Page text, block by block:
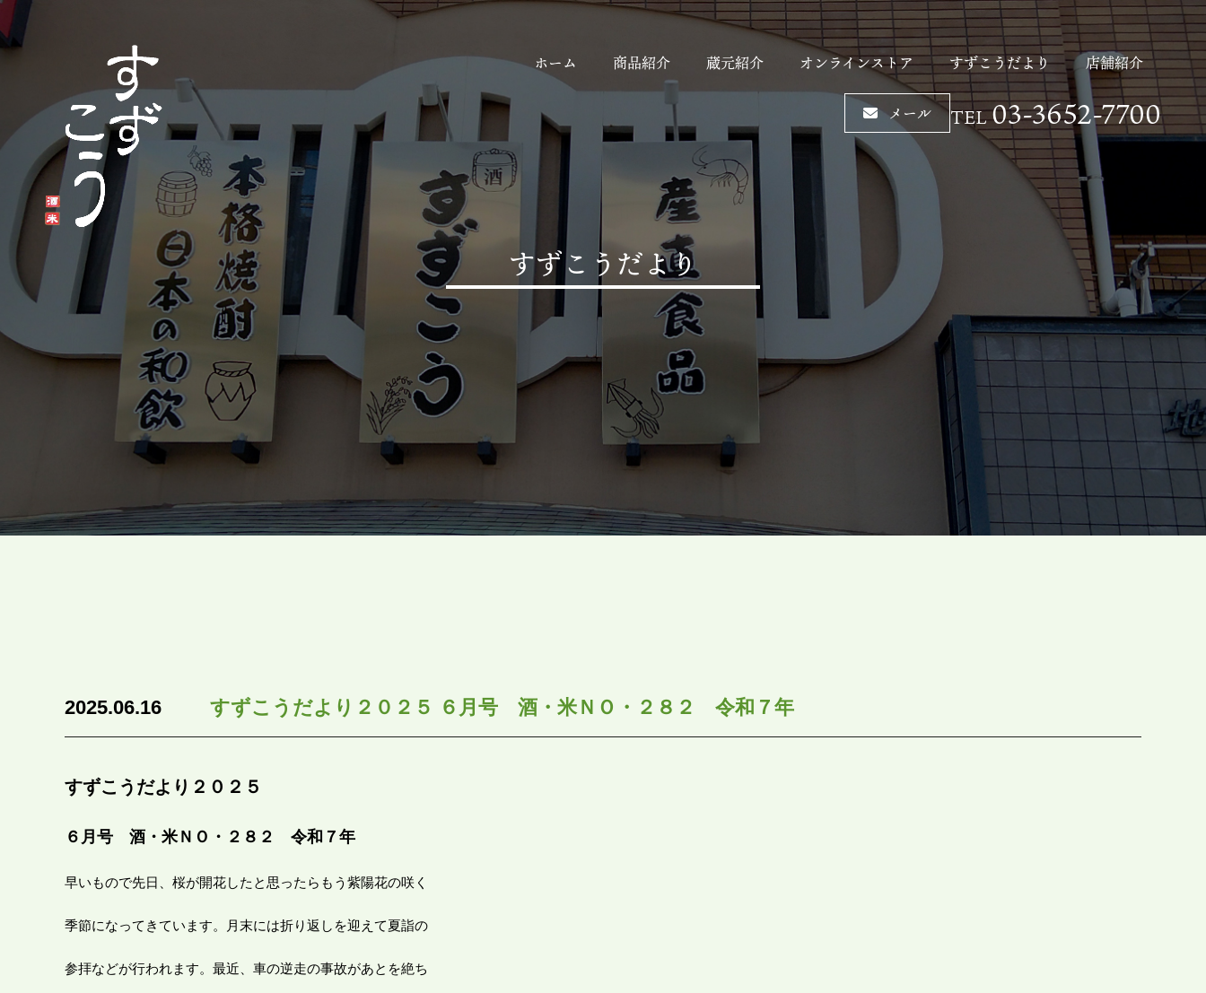
ホーム 商品紹介 蔵元紹介 オンラインストア すずこうだより 店舗紹介
メール TEL03-3652-7700
すずこうだより
2025.06.16 すずこうだより２０２５ ６月号 酒・米ＮＯ・２８２ 令和７年
すずこうだより２０２５
６ 月号 酒・米ＮＯ・２８２ 令和７年
早いもので先日、桜が開花したと思ったらもう紫陽花の咲く
季節になってきています。月末には折り返しを迎えて夏詣の
参拝などが行われます。最近、車の逆走の事故があとを絶ち